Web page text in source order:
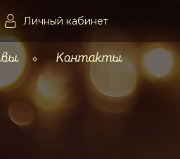
Личный кабинет
Контакты